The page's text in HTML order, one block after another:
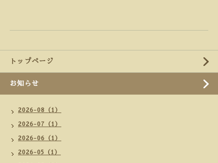
トップページ
お知らせ
2026-08（1）
2026-07（1）
2026-06（1）
2026-05（1）